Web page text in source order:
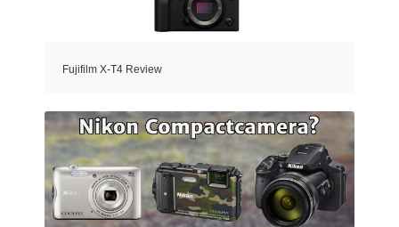
Fujifilm X-T4 Review